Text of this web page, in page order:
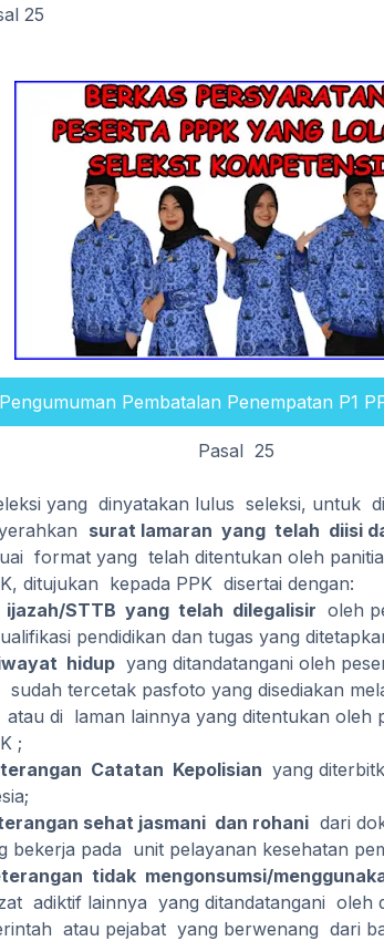
25
Pengumuman Pembatalan Penempatan P1
Pasal 25
yang dinyatakan lulus seleksi, untuk
surat lamaran yang telah diisi
format yang telah ditentukan oleh
ditujukan kepada PPK disertai dengan:
STTB yang telah dilegalisir oleh
pendidikan dan tugas yang
hidup yang ditandatangani oleh
tercetak pasfoto yang disediakan
atau di laman lainnya yang ditentukan oleh
;
Catatan Kepolisian yang
sehat jasmani dan rohani dari
bekerja pada unit pelayanan kesehatan
tidak mengonsumsi/
adiktif lainnya yang ditandatangani oleh
atau pejabat yang berwenang dari